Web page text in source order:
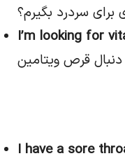
سردرد بگیرم؟
I’m looking for
I have a sore